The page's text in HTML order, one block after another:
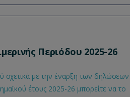
Περιόδου 2025-26
σχετικά με την έναρξη των δηλώσεων
έτους 2025-26 μπορείτε να το